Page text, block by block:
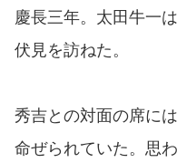
慶長三年。太田牛一
伏見を訪ねた。
秀吉との対面の席に
命ぜられていた。思